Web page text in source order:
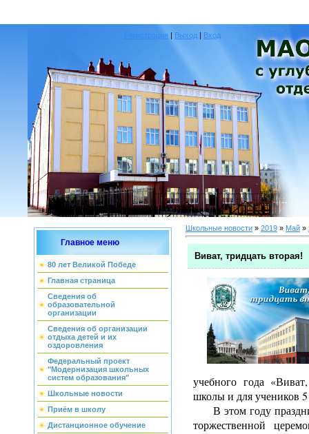
Регистрация | Выход | Вход
Главное меню
80 лет Великой Победе
Главная страница
Сведения об
образовательной
организации
Сведения об организации
отдыха детей и их
оздоровления
Федеральный проект
"Модернизация школьных
систем образования"
Школьные новости
Приём в школу
Дистанционное обучение
Школьные новости » 2019 » Май »
Виват, тридцать вторая!
учебного года
школы и для учеников
В этом году
торжественной